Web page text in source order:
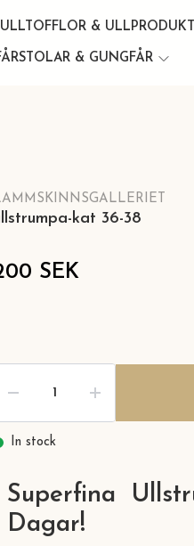
ULLTOFFLOR &
& GUNGFÅR
kat 36-38
SEK
In stock
Superfina
Dagar!